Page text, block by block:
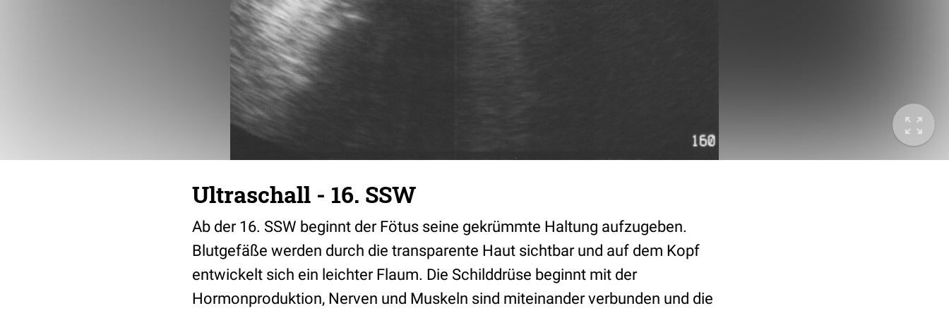
Ultraschall - 16. SSW
Ab der 16. SSW beginnt der Fötus seine gekrümmte Haltung aufzugeben.
Blutgefäße werden durch die transparente Haut sichtbar und auf dem Kopf
entwickelt sich ein leichter Flaum. Die Schilddrüse beginnt mit der
Hormonproduktion, Nerven und Muskeln sind miteinander verbunden und die